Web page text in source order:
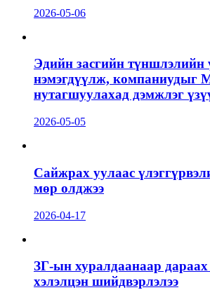
2026-05-06
Эдийн засгийн түншлэлийн
нэмэгдүүлж, компаниудыг
нутагшуулахад дэмжлэг
2026-05-05
Сайжрах уулаас
мөр олджээ
2026-04-17
ЗГ-ын хуралдаанаар дараах
хэлэлцэн шийдвэрлэлээ